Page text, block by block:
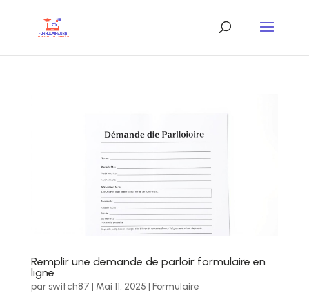
Remplir une demande de parloir formulaire en
ligne
par switch87 | Mai 11, 2025 | Formulaire